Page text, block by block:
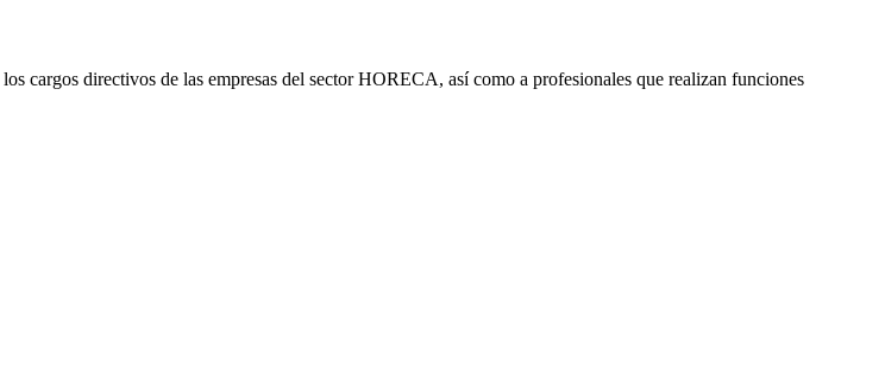
cargos directivos de las empresas del sector HORECA, así como a profesionales que realizan funciones